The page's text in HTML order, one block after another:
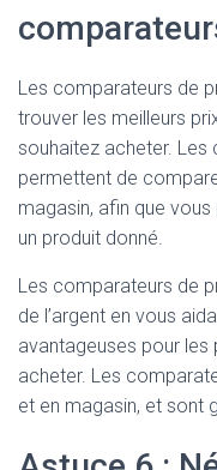
Les comparateurs de
trouver les meilleurs
souhaitez acheter. Les
permettent de
magasin, afin que
un produit donné.
Les comparateurs de
de l’argent en vous
avantageuses pour
acheter. Les
et en magasin, et sont